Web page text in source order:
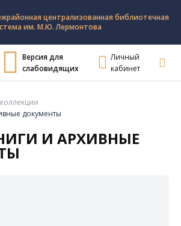
централизованная библиотечная
им. М.Ю. Лермонтова
Версия для
слабовидящих
Личный
кабинет
документы
И АРХИВНЫЕ